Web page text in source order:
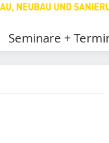
Seminare +